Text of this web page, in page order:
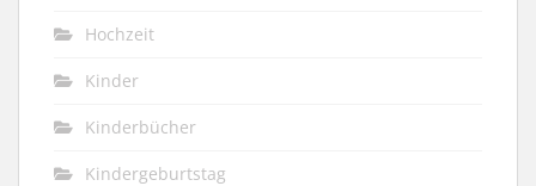
Hochzeit
Kinder
Kinderbücher
Kindergeburtstag